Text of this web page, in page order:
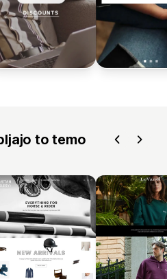
to temo